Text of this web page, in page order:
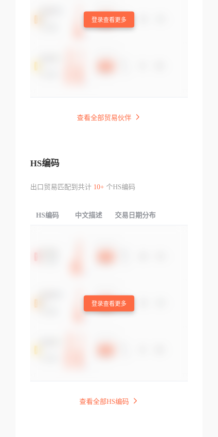
登录查看更多
查看全部贸易伙伴
HS编码
出口贸易匹配到共计 10+个HS编码
HS编码 中文描述 交易日期分布
登录查看更多
查看全部HS编码